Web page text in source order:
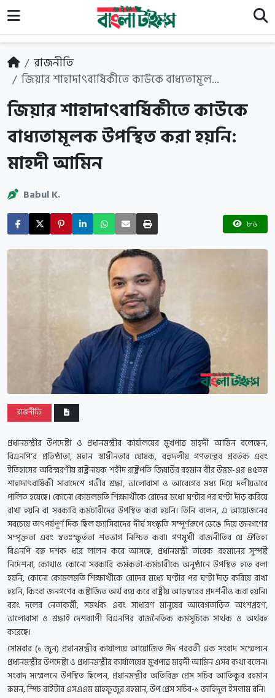
রাজনীতি
জিয়ার শাহাদাৎবার্ষিকীতে কাউকে বাধ্যতামূল...
জিয়ার শাহাদাৎবার্ষিকীতে কাউকে
বাধ্যতামূলক উপস্থিত করা হয়নি:
মাহদী আমিন
Babul K.
৮৬
রাজনীতি
প্রধানমন্ত্রীর উপদেষ্টা ও প্রধানমন্ত্রীর কার্যালয়ের মুখপাত্র মাহ্দী আমিন বলেছেন,
বিএনপি‘র প্রতিষ্ঠাতা, মহান স্বাধীনতার ঘোষক, বহুদলীয় গণতন্ত্রের প্রবর্তক এবং
ইতিহাসের অবিস্মরণীয় রাষ্ট্রনায়ক শহীদ রাষ্ট্রপতি জিয়াউর রহমান বীর উত্তম-এর ৪৫তম
শাহাদাৎবার্ষিকী সারাদেশে গভীর শ্রদ্ধা, ভালোবাসা ও আবেগের মধ্য দিয়ে দলীয়ভাবে
পালিত হয়েছে। কোনো কোমলমতি শিক্ষার্থীকে রোদের মধ্যে ঘণ্টার পর ঘণ্টা দাঁড় করিয়ে
রাখা হয়নি বা সরকারি কর্মচারীদের উপস্থিত করা হয়নি।তিনি বলেন, এ আয়োজনের
সবচেয়ে তাৎপর্যপূর্ণ দিক ছিল ফ্যাসিবাদের দীর্ঘ সংস্কৃতি সম্পূর্ণরূপে ভেঙে দিয়ে জনগণের
সম্পৃক্ততা এবং স্বতঃস্ফূর্ততা শতভাগ নিশ্চিত করা। গণমুখী রাজনীতির যে ঐতিহ্য
বিএনপি বহু দশক ধরে লালন করে আসছে, প্রধানমন্ত্রী তারেক রহমানের সুস্পষ্ট
নির্দেশনা, কোথাও কোনো সরকারি কর্মকর্তা-কর্মচারীকে অনুষ্ঠানে উপস্থিত হতে বলা
হয়নি, কোনো কোমলমতি শিক্ষার্থীকে রোদের মধ্যে ঘণ্টার পর ঘণ্টা দাঁড় করিয়ে রাখা
হয়নি, কিংবা জনগণের কষ্টার্জিত অর্থ ব্যয় করে রাষ্ট্রীয় আড়ম্বরের প্রদর্শনীও করা হয়নি।
বরং দলের নেতাকর্মী, সমর্থক এবং সাধারণ মানুষের আবেগতাড়িত অংশগ্রহণ,
ভালোবাসা ও শ্রদ্ধাই দেশব্যাপী বিএনপির রাজনৈতিক কর্মসূচিকে সার্থক ও অর্থবহ
করেছে।
সোমবার (১ জুন) প্রধানমন্ত্রীর কার্যালয়ে আয়োজিত ঈদ পরবর্তী এক সংবাদ সম্মেলনে
প্রধানমন্ত্রীর উপদেষ্টা ও প্রধানমন্ত্রীর কার্যালয়ের মুখপাত্র মাহ্দী আমিন এসব কথা বলেন।
সংবাদ সম্মেলনে উপস্থিত ছিলেন, প্রধানমন্ত্রীর অতিরিক্ত প্রেস সচিব আতিকুর রহমান
রুমন, স্পিচ রাইটার এসএএম মাহফুজুর রহমান, উপ প্রেস সচিব-১ জাহিদুল ইসলাম রনি।